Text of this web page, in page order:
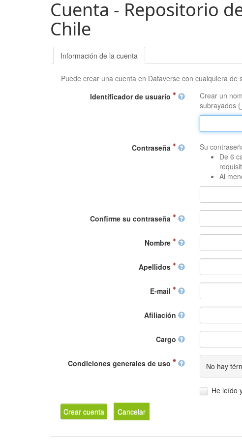
Cuenta - Repositorio
Chile
Información de la cuenta
Puede crear una cuenta en Dataverse con cualquiera de
Identificador de usuario
Crear un
subrayados
Contraseña
Su
De 6
Al
Confirme su contraseña
Nombre
Apellidos
E-mail
Afiliación
Cargo
Condiciones generales de uso No hay
He leído
Crear cuenta Cancelar